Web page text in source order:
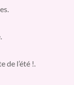
de l’été !.